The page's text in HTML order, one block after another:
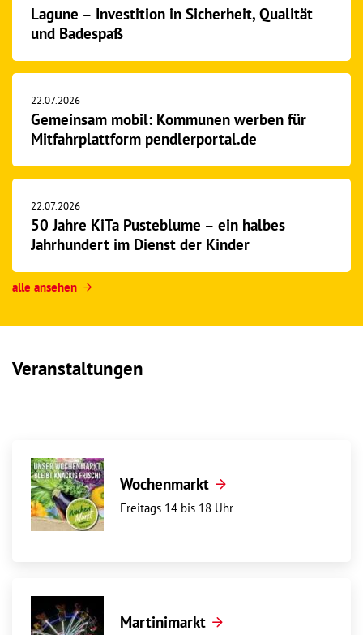
Lagune – Investition in Sicherheit, Qualität
und Badespaß
22.07.2026
Gemeinsam mobil: Kommunen werben für
Mitfahrplattform pendlerportal.de
22.07.2026
50 Jahre KiTa Pusteblume – ein halbes
Jahrhundert im Dienst der Kinder
alle ansehen
Veranstaltungen
Wochenmarkt
Freitags 14 bis 18 Uhr
Martinimarkt